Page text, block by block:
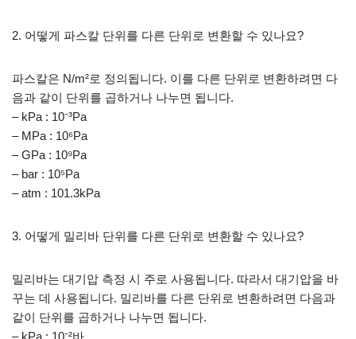
2. 어떻게 파스칼 단위를 다른 단위로 변환할 수 있나요?
파스칼은 N/m²로 정의됩니다. 이를 다른 단위로 변환하려면 다
음과 같이 단위를 곱하거나 나누면 됩니다.
– kPa : 10⁻³Pa
– MPa : 10⁶Pa
– GPa : 10⁹Pa
– bar : 10⁵Pa
– atm : 101.3kPa
3. 어떻게 밀리바 단위를 다른 단위로 변환할 수 있나요?
밀리바는 대기압 측정 시 주로 사용됩니다. 따라서 대기압을 바
꾸는 데 사용됩니다. 밀리바를 다른 단위로 변환하려면 다음과
같이 단위를 곱하거나 나누면 됩니다.
– kPa : 10⁻²바